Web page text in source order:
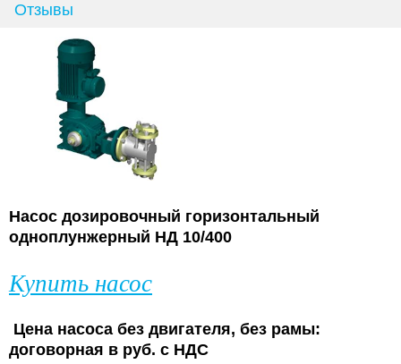
Отзывы
Насос дозировочный горизонтальный
одноплунжерный НД 10/400
Купить насос
Цена насоса без двигателя, без рамы:
договорная в руб. с НДС